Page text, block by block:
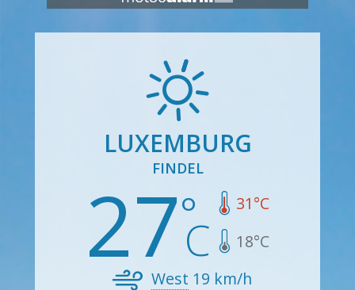
LUXEMBURG
FINDEL
27 31°C
18°C
West 19 km/h